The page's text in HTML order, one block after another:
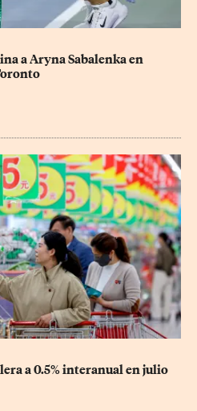
a Aryna Sabalenka en
a 0.5% interanual en julio